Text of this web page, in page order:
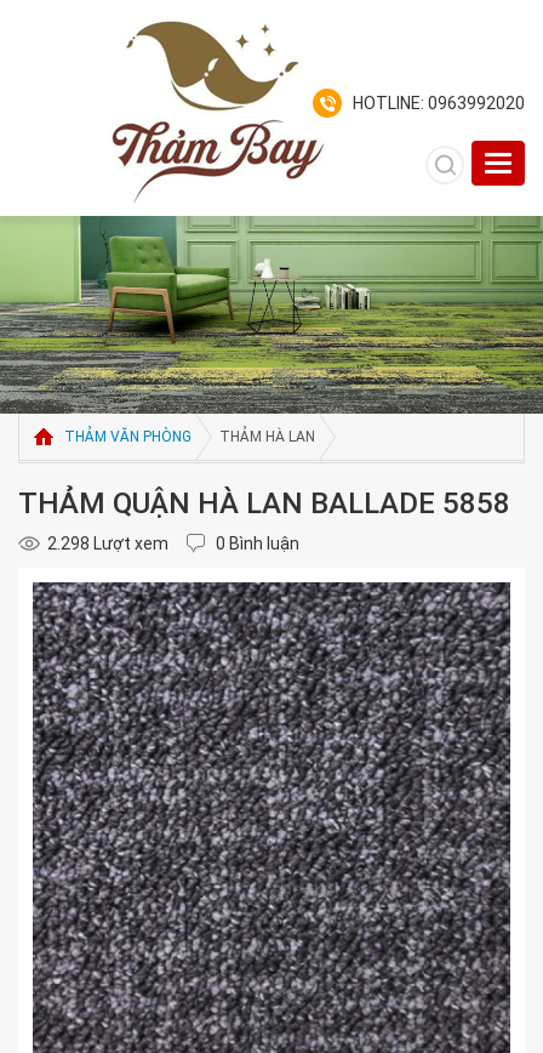
HOTLINE: 0963992020
THẢM VĂN PHÒNG THẢM HÀ LAN
THẢM QUẬN HÀ LAN BALLADE 5858
2.298 Lượt xem 0 Bình luận